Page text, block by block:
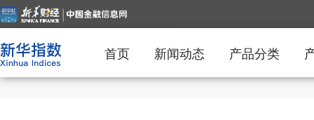
首页 新闻动态 产品分类